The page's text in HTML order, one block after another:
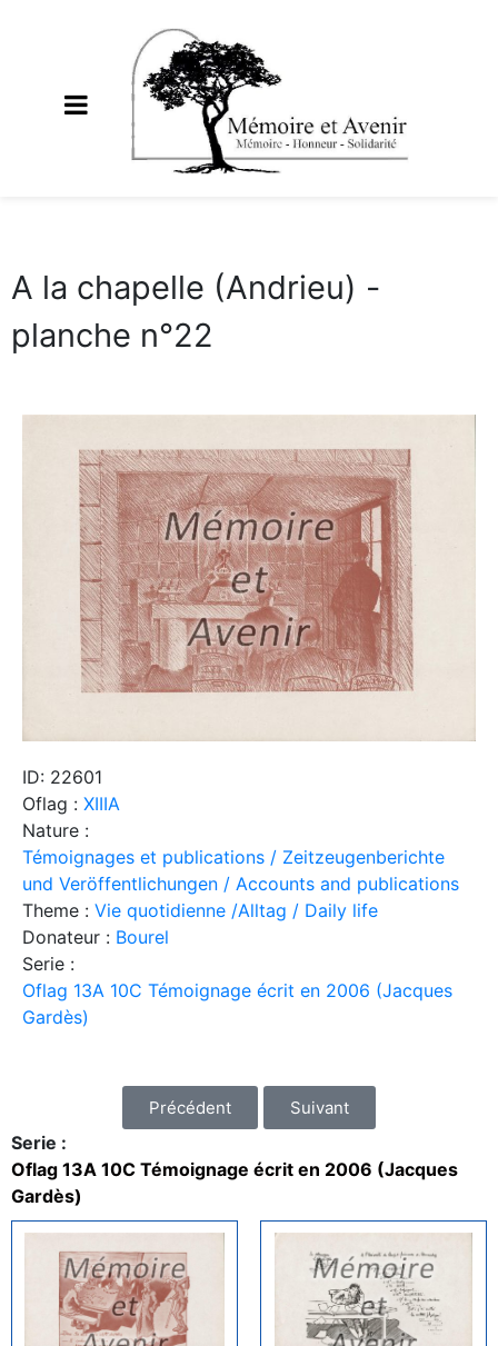
A la chapelle (Andrieu) -
planche n°22
ID: 22601
Oflag : XIIIA
Nature :
Témoignages et publications / Zeitzeugenberichte
und Veröffentlichungen / Accounts and publications
Theme : Vie quotidienne /Alltag / Daily life
Donateur : Bourel
Serie :
Oflag 13A 10C Témoignage écrit en 2006 (Jacques
Gardès)
Précédent Suivant
Serie :
Oflag 13A 10C Témoignage écrit en 2006 (Jacques
Gardès)